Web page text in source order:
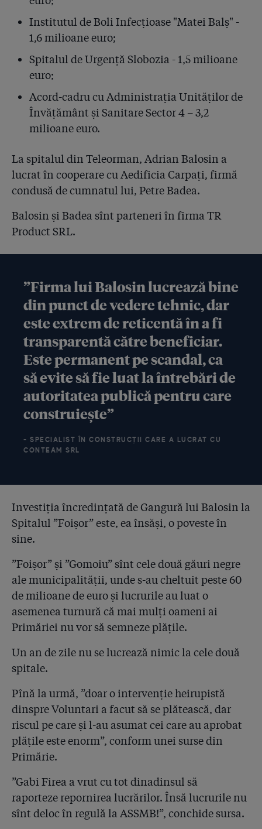
Institutul de Boli Infecțioase "Matei Balș" -
1,6 milioane euro;
Spitalul de Urgență Slobozia - 1,5 milioane
euro;
Acord-cadru cu Administrația Unităților de
Învățământ și Sanitare Sector 4 – 3,2
milioane euro.
La spitalul din Teleorman, Adrian Balosin a
lucrat în cooperare cu Aedificia Carpați, firmă
condusă de cumnatul lui, Petre Badea.
Balosin și Badea sînt parteneri în firma TR
Product SRL.
”Firma lui Balosin lucrează bine
din punct de vedere tehnic, dar
este extrem de reticentă în a fi
transparentă către beneficiar.
Este permanent pe scandal, ca
să evite să fie luat la întrebări de
autoritatea publică pentru care
construiește”
- SPECIALIST ÎN CONSTRUCȚII CARE A LUCRAT CU
CONTEAM SRL
Investiția încredințată de Gangură lui Balosin la
Spitalul ”Foișor” este, ea însăși, o poveste în
sine.
”Foișor” și ”Gomoiu” sînt cele două găuri negre
ale municipalității, unde s-au cheltuit peste 60
de milioane de euro și lucrurile au luat o
asemenea turnură că mai mulți oameni ai
Primăriei nu vor să semneze plățile.
Un an de zile nu se lucrează nimic la cele două
spitale.
Pînă la urmă, ”doar o intervenție heirupistă
dinspre Voluntari a facut să se plătească, dar
riscul pe care și l-au asumat cei care au aprobat
plățile este enorm”, conform unei surse din
Primărie.
”Gabi Firea a vrut cu tot dinadinsul să
raporteze repornirea lucrărilor. Însă lucrurile nu
sînt deloc în regulă la ASSMB!”, conchide sursa.